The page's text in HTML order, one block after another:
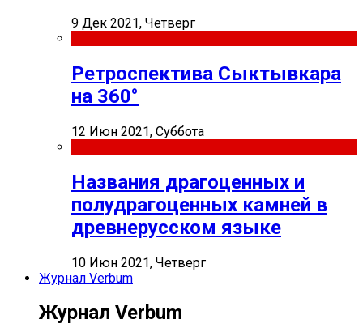
9 Дек 2021, Четверг
Ретроспектива Сыктывкара
на 360°
12 Июн 2021, Суббота
Названия драгоценных и
полудрагоценных камней в
древнерусском языке
10 Июн 2021, Четверг
Журнал Verbum
Журнал Verbum